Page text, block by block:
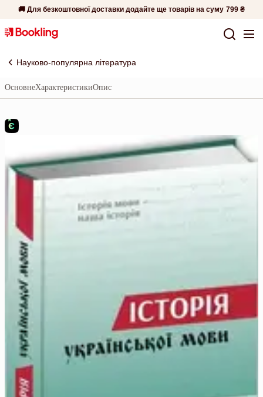
🚚 Для безкоштовної доставки додайте ще товарів на суму 799 ₴
Науково-популярна література
ОсновнеХарактеристикиОпис